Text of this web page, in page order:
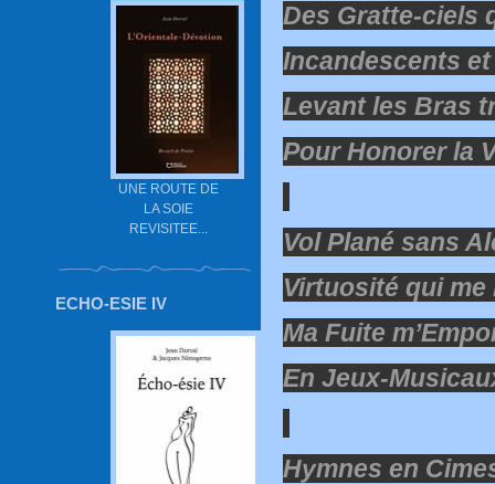
UNE ROUTE DE
LA SOIE
REVISITEE...
ECHO-ESIE IV
Des Gratte-ciels
Incandescents
Levant les Bras
Pour Honorer la
Vol Plané sans
Virtuosité qui me
Ma Fuite
En Jeux-
Hymnes en